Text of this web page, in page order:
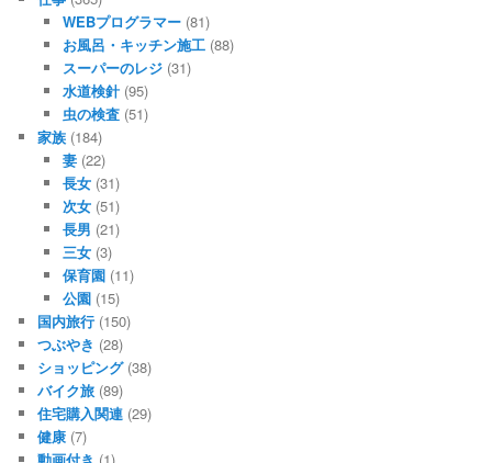
WEBプログラマー(81)
お風呂・キッチン施工(88)
スーパーのレジ(31)
水道検針(95)
虫の検査(51)
家族 (184)
妻(22)
長女(31)
次女(51)
長男 (21)
三女(3)
保育園(11)
公園(15)
国内旅行 (150)
つぶやき (28)
ショッピング(38)
バイク旅 (89)
住宅購入関連 (29)
健康 (7)